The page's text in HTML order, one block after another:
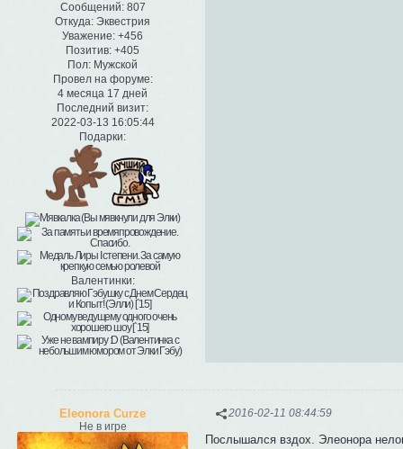
Сообщений:807
Откуда: Эквестрия
Уважение: +456
Позитив: +405
Пол: Мужской
Провел на форуме:
4 месяца 17 дней
Последний визит:
2022-03-13 16:05:44
Подарки:
Валентинки:
2016-02-11 08:44:59
Eleonora Curze
Не в игре
Послышался вздох. Элеонора